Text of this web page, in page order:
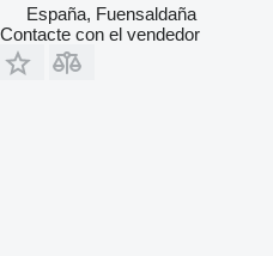
España, Fuensaldaña
Contacte con el vendedor